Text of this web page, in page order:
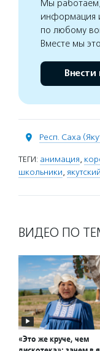
Мы работаем,
информация
по любому
Вместе мы
Внести
Респ. Саха
ТЕГИ: анимация,
школьники,
ВИДЕО ПО
«Это же круче, чем